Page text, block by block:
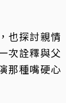
也探討親情
次詮釋與父
那種嘴硬心